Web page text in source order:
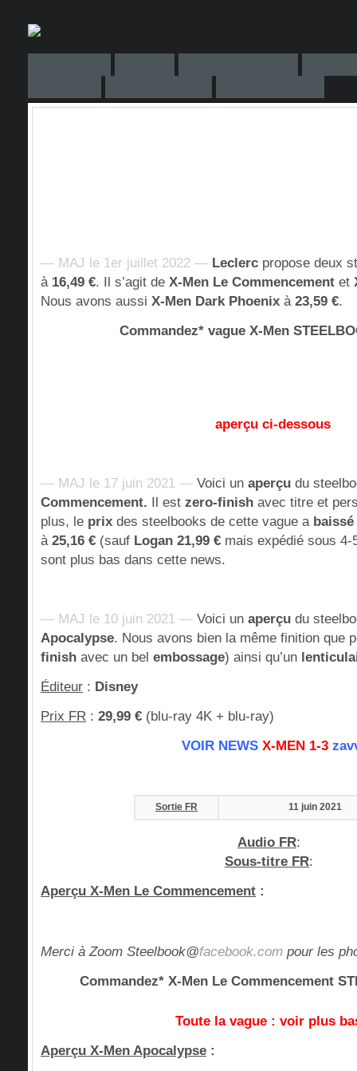
— MAJ le 1er juillet 2022 — Leclerc propose deux
à16,49 €. Il s’agit de X-Men Le Commencement et
Nous avons aussi X-Men Dark Phoenix à 23,59 €.
Commandez* vague X-Men
aperçu ci-dessous
— MAJ le 17 juin 2021 — Voici un aperçu du
Commencement. Il est zero-finish avec titre et
plus, le prix des steelbooks de cette vague a baissé
à 25,16 € (sauf Logan 21,99 € mais expédié sous
sont plus bas dans cette news.
— MAJ le 10 juin 2021 — Voici un aperçu du
Apocalypse. Nous avons bien la même finition que
finish avec un bel embossage) ainsi qu’un
Éditeur : Disney
Prix FR : 29,99 € (blu-ray 4K + blu-ray)
VOIR NEWS X-MEN 1-3
Sortie FR 11 juin 2021
Audio FR:
Sous-titre FR:
Aperçu X-Men Le Commencement :
Merci à Zoom Steelbook@facebook.com pour les
Commandez* X-Men Le Commencement
Toute la vague : voir plus
Aperçu X-Men Apocalypse :